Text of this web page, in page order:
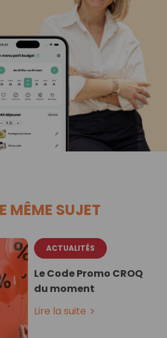
MÊME SUJET
ACTUALITÉS
Le Code Promo CROQ
du moment
Lire la suite